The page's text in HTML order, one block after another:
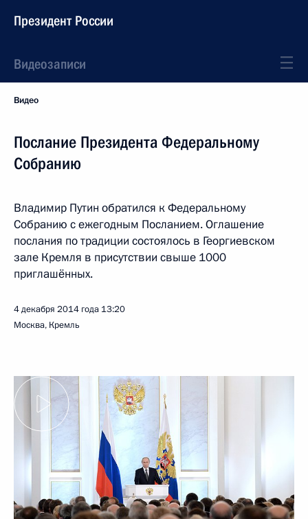
Президент России
Видеозаписи
Видео
Послание Президента Федеральному
Собранию
Владимир Путин обратился к Федеральному
Собранию с ежегодным Посланием. Оглашение
послания по традиции состоялось в Георгиевском
зале Кремля в присутствии свыше 1000
приглашённых.
4 декабря 2014 года 13:20
Москва, Кремль